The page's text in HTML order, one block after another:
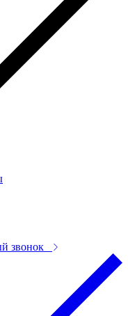
звонок